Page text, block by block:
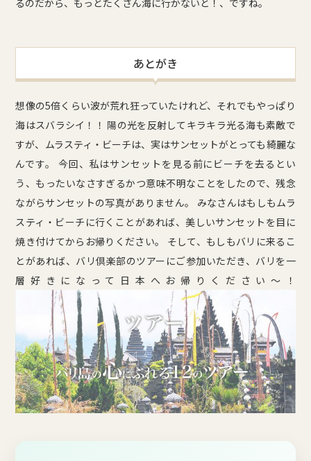
るのだから、もっとたくさん海に行かないと！、ですね。
あとがき
想像の5倍くらい波が荒れ狂っていたけれど、それでもやっぱり
海はスバラシイ！！ 陽の光を反射してキラキラ光る海も素敵で
すが、ムラスティ・ビーチは、実はサンセットがとっても綺麗な
んです。 今回、私はサンセットを見る前にビーチを去るとい
う、もったいなさすぎるかつ意味不明なことをしたので、残念
ながらサンセットの写真がありません。 みなさんはもしもムラ
スティ・ビーチに行くことがあれば、美しいサンセットを目に
焼き付けてからお帰りください。 そして、もしもバリに来るこ
とがあれば、バリ倶楽部のツアーにご参加いただき、バリを一
層好きになって日本へお帰りください〜！